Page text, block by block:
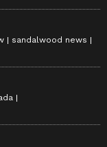
sandalwood news